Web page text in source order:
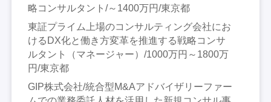
略コンサルタント/～1400万円/東京都
東証プライム上場のコンサルティング会社にお
けるDX化と働き方変革を推進する戦略コンサ
ルタント（マネージャー）/1000万円～1800万
円/東京都
GIP株式会社/統合型M&Aアドバイザリーファー